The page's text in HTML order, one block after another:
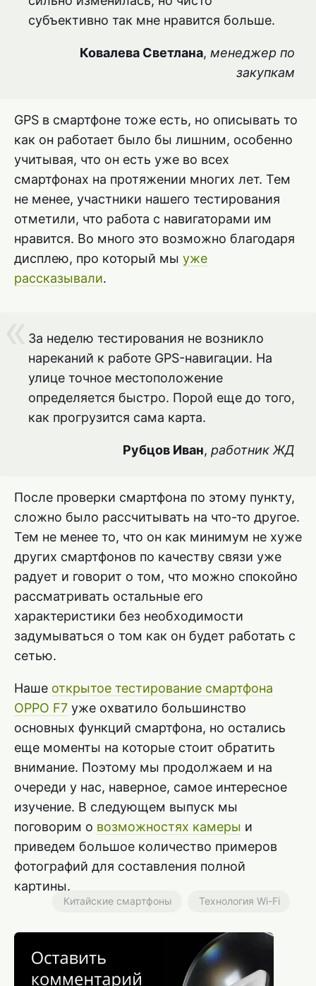
субъективно так мне нравится больше.
Ковалева Светлана, менеджер по
закупкам
GPS в смартфоне тоже есть, но описывать то
как он работает было бы лишним, особенно
учитывая, что он есть уже во всех
смартфонах на протяжении многих лет. Тем
не менее, участники нашего тестирования
отметили, что работа с навигаторами им
нравится. Во много это возможно благодаря
дисплею, про который мы уже
рассказывали.
За неделю тестирования не возникло
нареканий к работе GPS-навигации. На
улице точное местоположение
определяется быстро. Порой еще до того,
как прогрузится сама карта.
Рубцов Иван, работник ЖД
После проверки смартфона по этому пункту,
сложно было рассчитывать на что-то другое.
Тем не менее то, что он как минимум не хуже
других смартфонов по качеству связи уже
радует и говорит о том, что можно спокойно
рассматривать остальные его
характеристики без необходимости
задумываться о том как он будет работать с
сетью.
Наше открытое тестирование смартфона
OPPO F7 уже охватило большинство
основных функций смартфона, но остались
еще моменты на которые стоит обратить
внимание. Поэтому мы продолжаем и на
очереди у нас, наверное, самое интересное
изучение. В следующем выпуск мы
поговорим о возможностях камеры и
приведем большое количество примеров
фотографий для составления полной
картины.
Китайские смартфоны Технология Wi-Fi